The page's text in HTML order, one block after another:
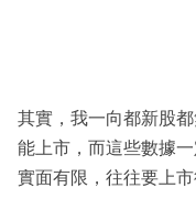
其實，我一向都新股
能上市，而這些數據
實面有限，往往要上市